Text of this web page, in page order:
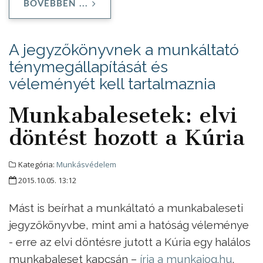
BŐVEBBEN ...
A jegyzőkönyvnek a munkáltató
ténymegállapítását és
véleményét kell tartalmaznia
Munkabalesetek: elvi
döntést hozott a Kúria
Kategória: Munkásvédelem
2015.10.05. 13:12
Mást is beírhat a munkáltató a munkabaleseti
jegyzőkönyvbe, mint ami a hatóság véleménye
- erre az elvi döntésre jutott a Kúria egy halálos
munkabaleset kapcsán – írja a munkajog.hu.